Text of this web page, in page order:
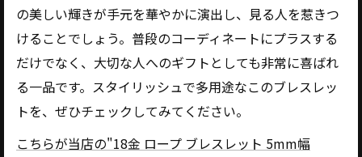
の美しい輝きが手元を華やかに演出し、見る人を惹きつ
けることでしょう。普段のコーディネートにプラスする
だけでなく、大切な人へのギフトとしても非常に喜ばれ
る一品です。スタイリッシュで多用途なこのブレスレッ
トを、ぜひチェックしてみてください。
こちらが当店の"18金 ロープ ブレスレット 5mm幅